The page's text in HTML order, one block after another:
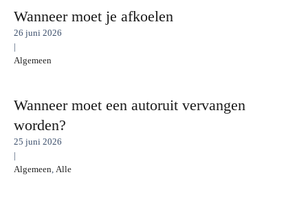
Wanneer moet je afkoelen
26 juni 2026
|
Algemeen
Wanneer moet een autoruit vervangen
worden?
25 juni 2026
|
Algemeen Alle